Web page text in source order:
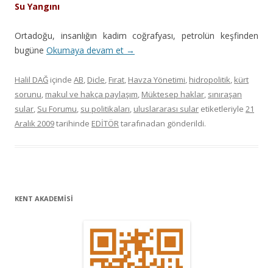
Su Yangını
Ortadoğu, insanlığın kadim coğrafyası, petrolün keşfinden
bugüne Okumaya devam et →
Halil DAĞ içinde AB, Dicle, Fırat, Havza Yönetimi, hidropolitik, kürt
sorunu, makul ve hakça paylaşım, Müktesep haklar, sınıraşan
sular, Su Forumu, su politikaları, uluslararası sular etiketleriyle 21
Aralık 2009tarihinde EDİTÖRtarafınadan gönderildi.
KENT AKADEMİSİ